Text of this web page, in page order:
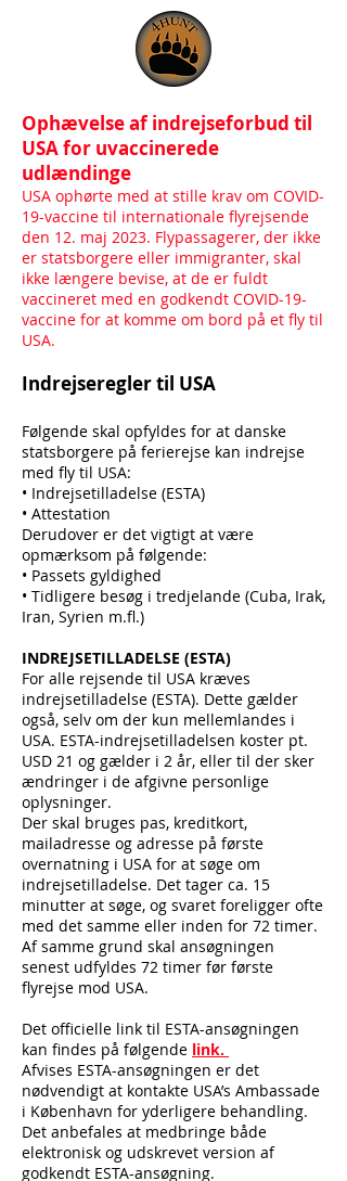
Ophævelse af indrejseforbud til
USA for uvaccinerede
udlændinge
USA ophørte med at stille krav om COVID-
19-vaccine til internationale flyrejsende
den 12. maj 2023. Flypassagerer, der ikke
er statsborgere eller immigranter, skal
ikke længere bevise, at de er fuldt
vaccineret med en godkendt COVID-19-
vaccine for at komme om bord på et fly til
USA.
Indrejseregler til USA
Følgende skal opfyldes for at danske
statsborgere på ferierejse kan indrejse
med fly til USA:
• Indrejsetilladelse (ESTA)
• Attestation
Derudover er det vigtigt at være
opmærksom på følgende:
• Passets gyldighed
• Tidligere besøg i tredjelande (Cuba, Irak,
Iran, Syrien m.fl.)
INDREJSETILLADELSE (ESTA)
For alle rejsende til USA kræves
indrejsetilladelse (ESTA). Dette gælder
også, selv om der kun mellemlandes i
USA. ESTA-indrejsetilladelsen koster pt.
USD 21 og gælder i 2 år, eller til der sker
ændringer i de afgivne personlige
oplysninger.
Der skal bruges pas, kreditkort,
mailadresse og adresse på første
overnatning i USA for at søge om
indrejsetilladelse. Det tager ca. 15
minutter at søge, og svaret foreligger ofte
med det samme eller inden for 72 timer.
Af samme grund skal ansøgningen
senest udfyldes 72 timer før første
flyrejse mod USA.
Det officielle link til ESTA-ansøgningen
kan findes på følgende link.
Afvises ESTA-ansøgningen er det
nødvendigt at kontakte USA’s Ambassade
i København for yderligere behandling.
Det anbefales at medbringe både
elektronisk og udskrevet version af
godkendt ESTA-ansøgning.